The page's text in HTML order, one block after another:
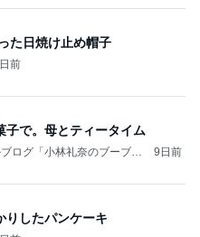
た日焼け止め帽子
前
子で。母とティータイム
ログ「小林礼奈のブーブー
9日前
りしたパンケーキ